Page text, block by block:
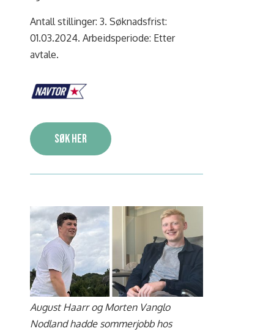
Antall stillinger: 3. Søknadsfrist:
01.03.2024. Arbeidsperiode: Etter
avtale.
Søk her
August Haarr og Morten Vanglo
Nodland hadde sommerjobb hos